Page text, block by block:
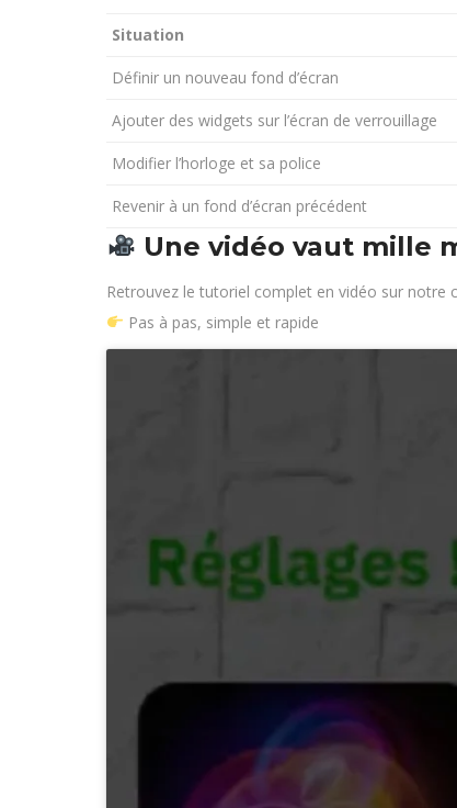
Situation
Définir un nouveau fond d’écran
Ajouter des widgets sur l’écran de verrouillage
Modifier l’horloge et sa police
Revenir à un fond d’écran précédent
Une vidéo vaut mille
Retrouvez le tutoriel complet en vidéo sur notre
Pas à pas, simple et rapide